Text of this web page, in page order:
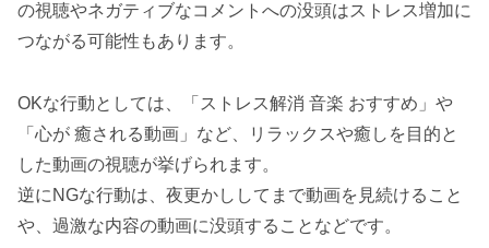
の視聴やネガティブなコメントへの没頭はストレス増加に
つながる可能性もあります。
OKな行動としては、「ストレス解消 音楽 おすすめ」や
「心が 癒される動画」など、リラックスや癒しを目的と
した動画の視聴が挙げられます。
逆にNGな行動は、夜更かししてまで動画を見続けること
や、過激な内容の動画に没頭することなどです。